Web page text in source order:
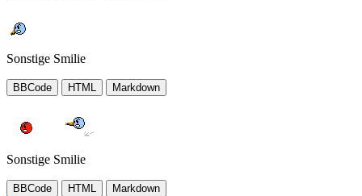
Sonstige Smilie
BBCode HTML Markdown
Sonstige Smilie
BBCode HTML Markdown